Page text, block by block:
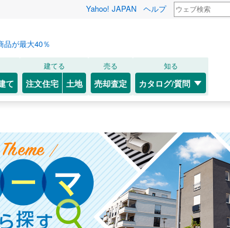
Yahoo! JAPAN ヘルプ
が最大40％
て
建てる
注文住宅 土地
売る
売却査定
知る
カタログ/質問